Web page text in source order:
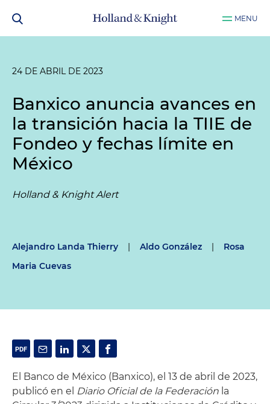
MENU
24 DE ABRIL DE 2023
Banxico anuncia avances en
la transición hacia la TIIE de
Fondeo y fechas límite en
México
Holland & Knight Alert
Alejandro Landa Thierry | Aldo González |
Rosa
Maria Cuevas
El Banco de México (Banxico), el 13 de abril de 2023,
publicó en el Diario Oficial de la Federación la